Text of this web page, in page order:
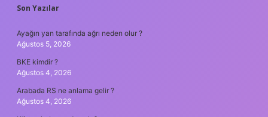
SIDEBAR
Son Yazılar
Ayağın yan tarafında ağrı neden olur ?
Ağustos 5, 2026
BKE kimdir ?
Ağustos 4, 2026
Arabada RS ne anlama gelir ?
Ağustos 4, 2026